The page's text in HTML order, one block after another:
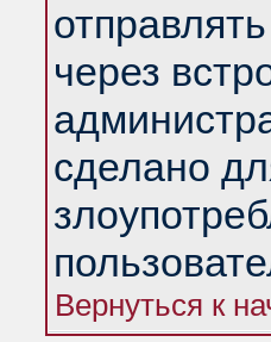
через
сделано
Вернуться к